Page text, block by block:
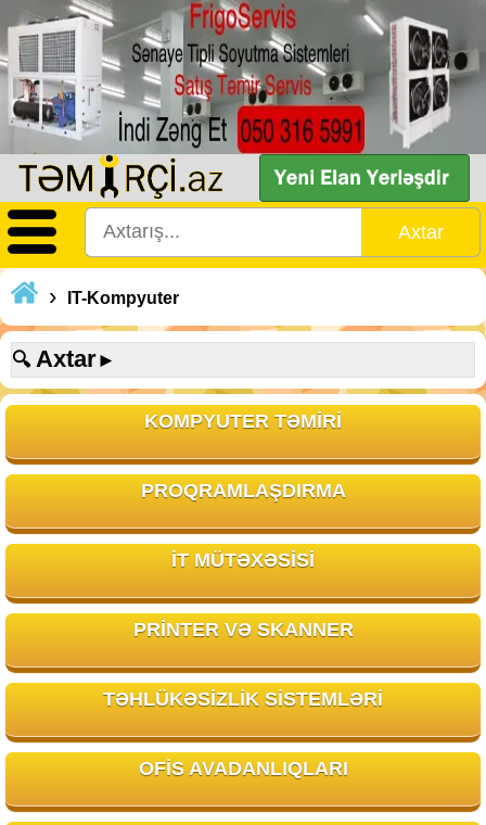
› IT-Kompyuter
🔍 Axtar►
KOMPYUTER TƏMIRI
PROQRAMLAŞDIRMA
İT MÜTƏXƏSISI
PRINTER VƏ SKANNER
TƏHLÜKƏSIZLIK SISTEMLƏRI
OFIS AVADANLIQLARI